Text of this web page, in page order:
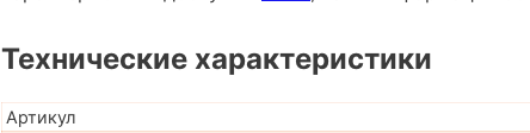
Технические характеристики
Артикул